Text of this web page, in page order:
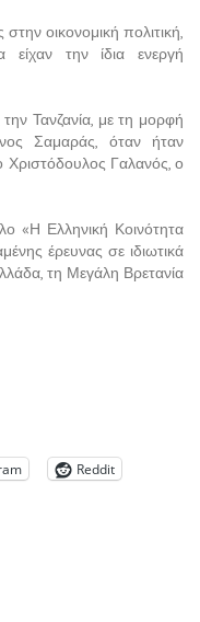
οικονομική πολιτική,
την ίδια ενεργή
Τανζανία, με τη μορφή
Σαμαράς, όταν ήταν
Χριστόδουλος Γαλανός, ο
«Η Ελληνική Κοινότητα
έρευνας σε ιδιωτικά
τη Μεγάλη Βρετανία
Reddit